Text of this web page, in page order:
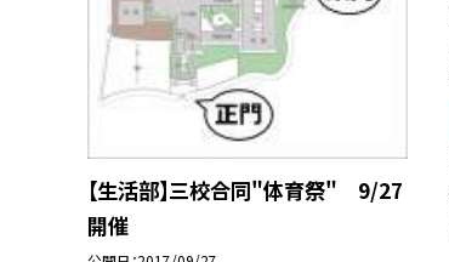
【生活部】三校合同"体育祭" 9/27
開催